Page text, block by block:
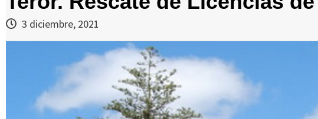
3 diciembre, 2021